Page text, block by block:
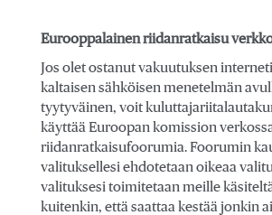
Eurooppalainen riidanratkaisu
Jos olet ostanut vakuutuksen
kaltaisen sähköisen menetelmän
tyytyväinen, voit
käyttää Euroopan komission
riidanratkaisufoorumia. Foorumin
valituksellesi ehdotetaan oikeaa
valituksesi toimitetaan meille
kuitenkin, että saattaa kestää jonkin